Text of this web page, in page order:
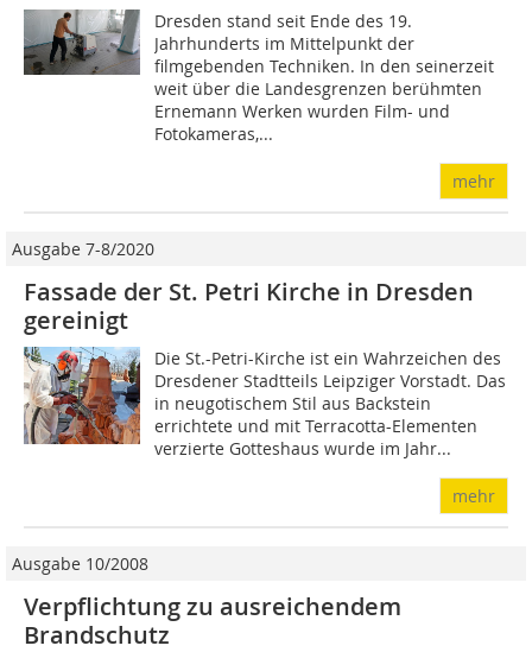
Dresden stand seit Ende des 19.
Jahrhunderts im Mittelpunkt der
filmgebenden Techniken. In den seinerzeit
weit über die Landesgrenzen berühmten
Ernemann Werken wurden Film- und
Fotokameras,...
mehr
Ausgabe 7-8/2020
Fassade der St. Petri Kirche in Dresden
gereinigt
Die St.-Petri-Kirche ist ein Wahrzeichen des
Dresdener Stadtteils Leipziger Vorstadt. Das
in neugotischem Stil aus Backstein
errichtete und mit Terracotta-Elementen
verzierte Gotteshaus wurde im Jahr...
mehr
Ausgabe 10/2008
Verpflichtung zu ausreichendem
Brandschutz